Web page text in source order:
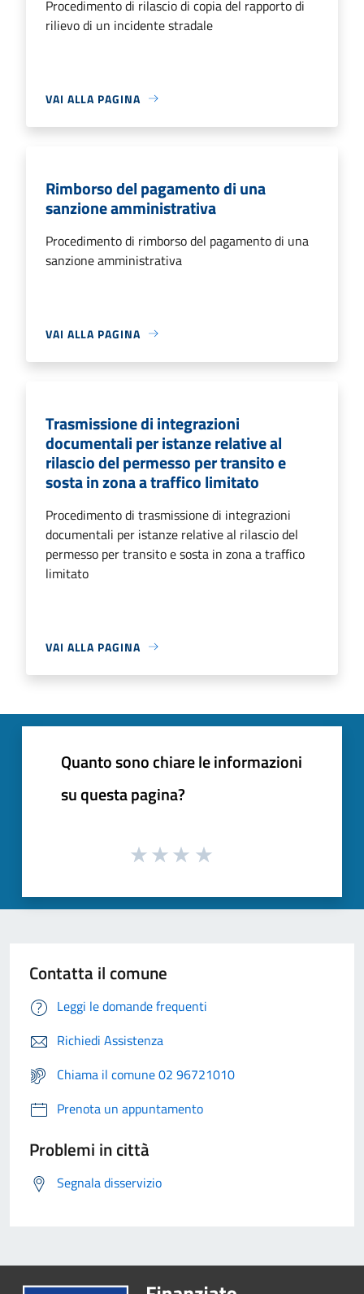
Procedimento di rilascio di copia del rapporto di
rilievo di un incidente stradale
VAI ALLA PAGINA
Rimborso del pagamento di una
sanzione amministrativa
Procedimento di rimborso del pagamento di una
sanzione amministrativa
VAI ALLA PAGINA
Trasmissione di integrazioni
documentali per istanze relative al
rilascio del permesso per transito e
sosta in zona a traffico limitato
Procedimento di trasmissione di integrazioni
documentali per istanze relative al rilascio del
permesso per transito e sosta in zona a traffico
limitato
VAI ALLA PAGINA
Quanto sono chiare le informazioni
su questa pagina?
Contatta il comune
Leggi le domande frequenti
Richiedi Assistenza
Chiama il comune 02 96721010
Prenota un appuntamento
Problemi in città
Segnala disservizio